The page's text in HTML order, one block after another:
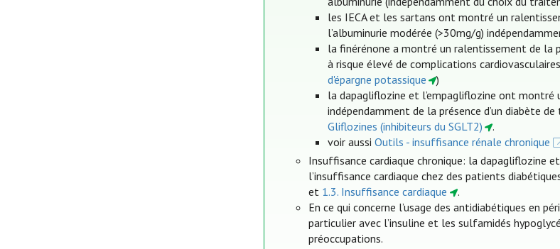
les IECA et les sartans ont montré un
l’albuminurie modérée (>30mg/g)
la finérénone a montré un ralentissement de la
à risque élevé de complications
d'épargne potassique
)
la dapagliflozine et l’empagliflozine ont montré
indépendamment de la présence d’un diabète de
Gliflozines (inhibiteurs du SGLT2)
.
voir aussi Outils - insuffisance rénale chronique
Insuffisance cardiaque chronique: la dapagliflozine
l’insuffisance cardiaque chez des patients
et 1.3. Insuffisance cardiaque
.
En ce qui concerne l’usage des antidiabétiques en
particulier avec l’insuline et les sulfamidés
préoccupations.